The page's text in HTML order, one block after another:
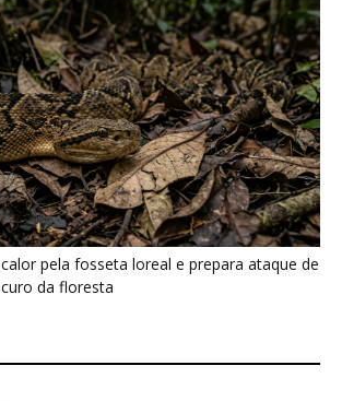
Florestas tropicais podem esconder US$ 1,2 tri
em remédios
8 de agosto de 2026
Peixe-boi-marinho volta ao risco máximo de
extinção no Brasil
8 de agosto de 2026